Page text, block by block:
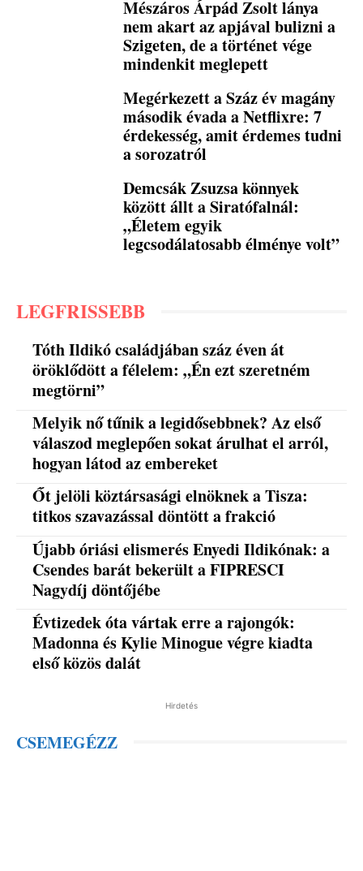
Mészáros Árpád Zsolt lánya
nem akart az apjával bulizni a
Szigeten, de a történet vége
mindenkit meglepett
Megérkezett a Száz év magány
második évada a Netflixre: 7
érdekesség, amit érdemes tudni
a sorozatról
Demcsák Zsuzsa könnyek
között állt a Siratófalnál:
„Életem egyik
legcsodálatosabb élménye volt”
LEGFRISSEBB
Tóth Ildikó családjában száz éven át
öröklődött a félelem: „Én ezt szeretném
megtörni”
Melyik nő tűnik a legidősebbnek? Az első
válaszod meglepően sokat árulhat el arról,
hogyan látod az embereket
Őt jelöli köztársasági elnöknek a Tisza:
titkos szavazással döntött a frakció
Újabb óriási elismerés Enyedi Ildikónak: a
Csendes barát bekerült a FIPRESCI
Nagydíj döntőjébe
Évtizedek óta vártak erre a rajongók:
Madonna és Kylie Minogue végre kiadta
első közös dalát
Hirdetés
CSEMEGÉZZ